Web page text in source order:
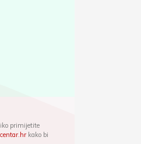
primijetite
kako bi